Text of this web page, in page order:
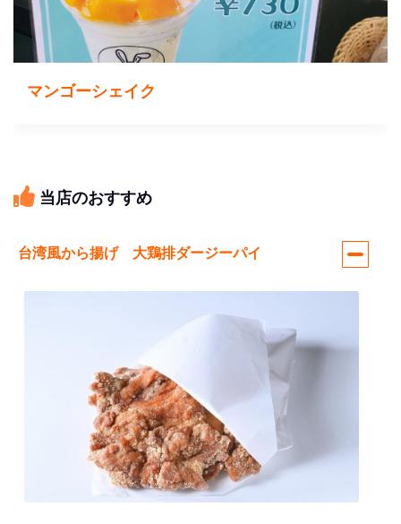
マンゴーシェイク
当店のおすすめ
台湾風から揚げ 大鶏排ダージーパイ